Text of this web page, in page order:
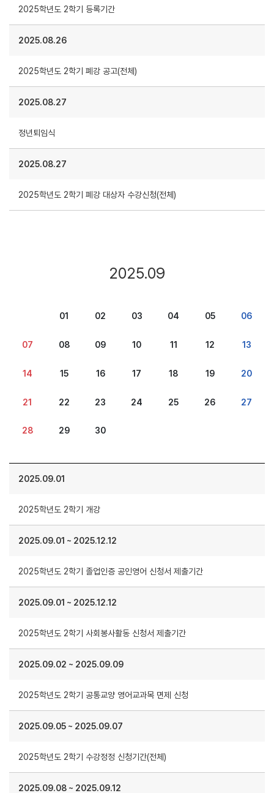
2025학년도 2학기 등록기간
2025.08.26
2025학년도 2학기 폐강 공고(전체)
2025.08.27
정년퇴임식
2025.08.27
2025학년도 2학기 폐강 대상자 수강신청(전체)
2025.09
01 02 03 04 05 06
07 08 09 10 11 12 13
14 15 16 17 18 19 20
21 22 23 24 25 26 27
28 29 30
2025.09.01
2025학년도 2학기 개강
2025.09.01 ~ 2025.12.12
2025학년도 2학기 졸업인증 공인영어 신청서 제출기간
2025.09.01 ~ 2025.12.12
2025학년도 2학기 사회봉사활동 신청서 제출기간
2025.09.02 ~ 2025.09.09
2025학년도 2학기 공통교양 영어교과목 면제 신청
2025.09.05 ~ 2025.09.07
2025학년도 2학기 수강정정 신청기간(전체)
2025.09.08 ~ 2025.09.12